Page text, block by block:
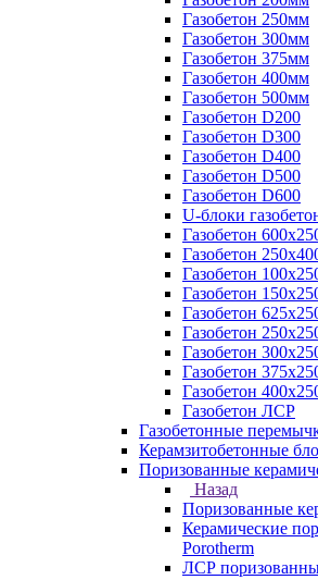
Газобетон 250мм
Газобетон 300мм
Газобетон 375мм
Газобетон 400мм
Газобетон 500мм
Газобетон D200
Газобетон D300
Газобетон D400
Газобетон D500
Газобетон D600
U-блоки
Газобетон
Газобетон
Газобетон
Газобетон
Газобетон
Газобетон
Газобетон
Газобетон
Газобетон
Газобетон ЛСР
Газобетонные
Керамзитобетонные
Поризованные
Назад
Поризованные
Керамические
Porotherm
ЛСР